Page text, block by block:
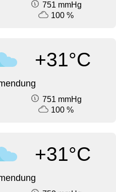
751 mmHg
100 %
+31°C
751 mmHg
100 %
+31°C